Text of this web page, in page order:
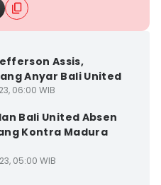
Assis,
Anyar Bali United
06:00 WIB
Bali United Absen
Kontra Madura
05:00 WIB